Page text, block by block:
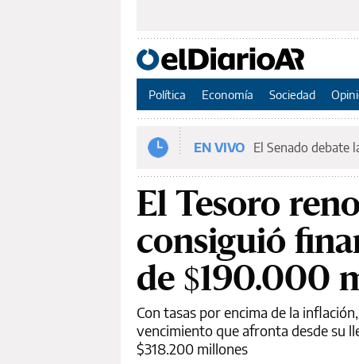
Política Economía Sociedad
EN VIVO El Senado debate
El Tesoro
consiguió
de $190.000
Con tasas por encima de la
vencimiento que afronta desde su
$318.200 millones